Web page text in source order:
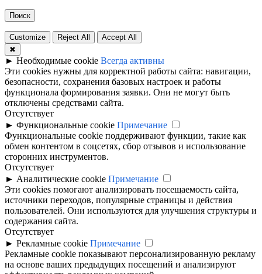
Поиск
Customize Reject All
Accept All
✖
► Необходимые cookie Всегда активны
Эти cookies нужны для корректной работы сайта: навигации,
безопасности, сохранения базовых настроек и работы
функционала формирования заявки. Они не могут быть
отключены средствами сайта.
Отсутствует
► Функциональные cookie Примечание
Функциональные cookie поддерживают функции, такие как
обмен контентом в соцсетях, сбор отзывов и использование
сторонних инструментов.
Отсутствует
► Аналитические cookie Примечание
Эти cookies помогают анализировать посещаемость сайта,
источники переходов, популярные страницы и действия
пользователей. Они используются для улучшения структуры и
содержания сайта.
Отсутствует
► Рекламные cookie Примечание
Рекламные cookie показывают персонализированную рекламу
на основе ваших предыдущих посещений и анализируют